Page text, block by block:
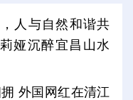
人与自然和谐共
娅沉醉宜昌山水
外国网红在清江